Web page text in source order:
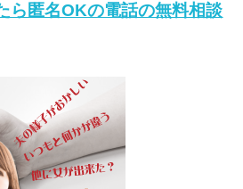
ら匿名OKの電話の無料相談